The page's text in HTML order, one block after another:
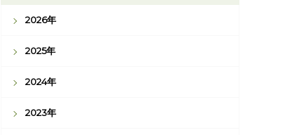
2026年
2025年
2024年
2023年